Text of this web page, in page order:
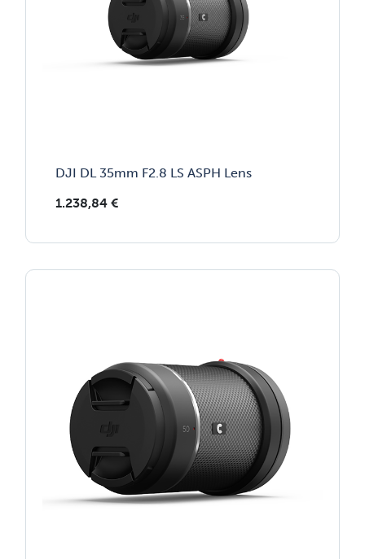
DJI DL 35mm F2.8 LS ASPH Lens
1.238,84 €